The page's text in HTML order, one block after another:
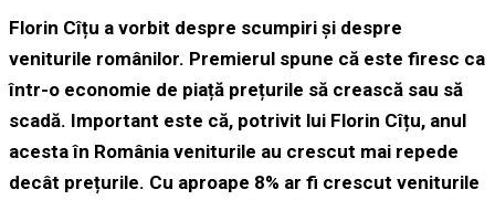
Florin Cîțu a vorbit despre scumpiri și despre
veniturile românilor. Premierul spune că este firesc ca
într-o economie de piață prețurile să crească sau să
scadă. Important este că, potrivit lui Florin Cîțu, anul
acesta în România veniturile au crescut mai repede
decât prețurile. Cu aproape 8% ar fi crescut veniturile